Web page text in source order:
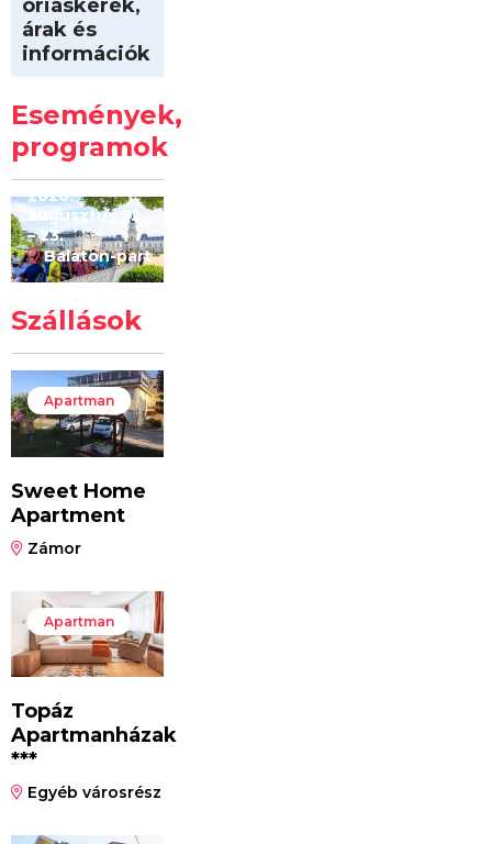
óriáskerék,
árak és
információk
Események,
programok
Kilóméterek
2026
2026.
augusztus 22
– 23.
Balaton-part
Szállások
Apartman
Sweet Home
Apartment
Zámor
Apartman
Topáz
Apartmanházak
***
Egyéb városrész